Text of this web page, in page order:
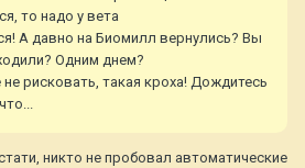
то надо у вета
А давно на Биомилл вернулись? Вы
Одним днем?
рисковать, такая кроха! Дождитесь
никто не пробовал автоматические